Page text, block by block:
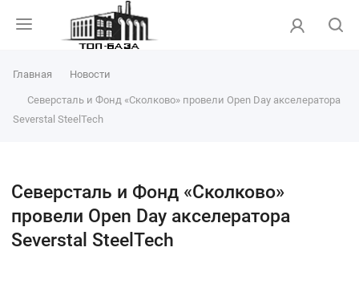
Главная Новости
Северсталь и Фонд «Сколково» провели Open Day акселератора
Severstal SteelTech
Северсталь и Фонд «Сколково»
провели Open Day акселератора
Severstal SteelTech